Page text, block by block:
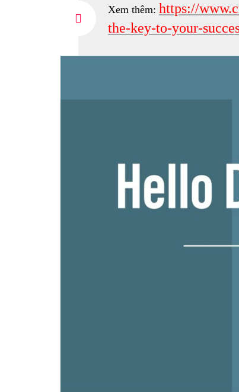
Xem thêm: https://
the-key-to-your-